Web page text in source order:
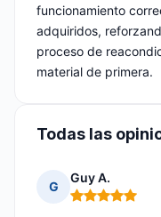
funcionamiento
adquiridos,
proceso de
material de primera.
Todas las
G
Guy A.
Nota: 5 de 5